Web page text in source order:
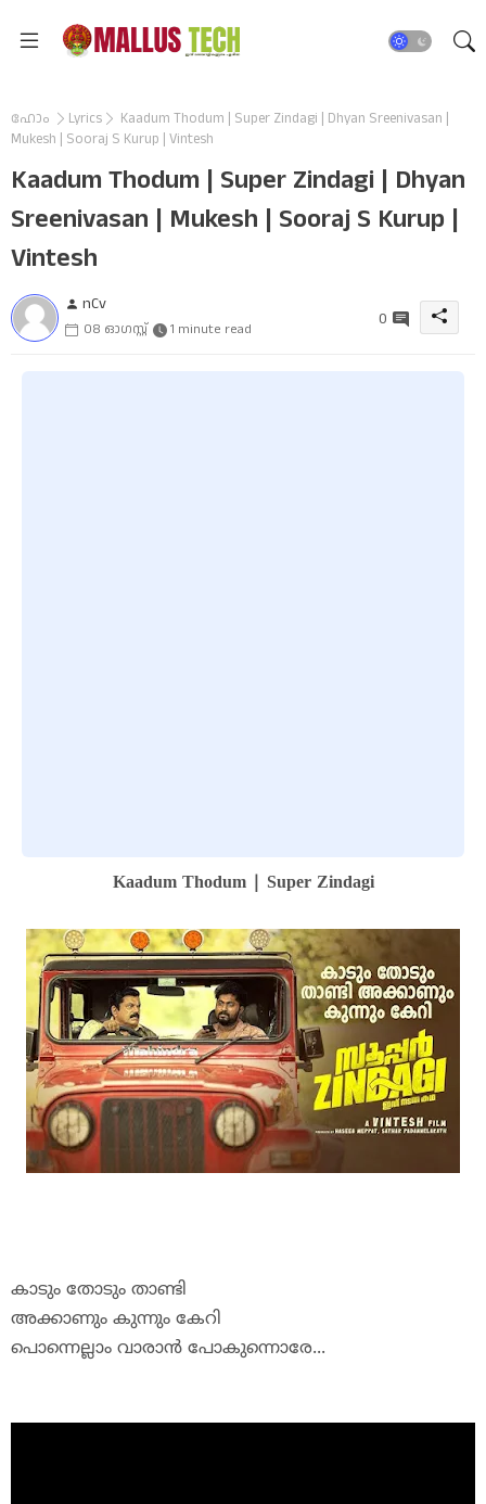
ഹോം Lyrics
Kaadum Thodum | Super Zindagi | Dhyan Sreenivasan |
Mukesh | Sooraj S Kurup | Vintesh
Kaadum Thodum | Super Zindagi | Dhyan
Sreenivasan | Mukesh | Sooraj S Kurup |
Vintesh
nCv
08 ഓഗസ്റ്റ് 1 minute read 0
Kaadum Thodum | Super Zindagi
കാടും തോടും താണ്ടി
അക്കാണും കുന്നും കേറി
പൊന്നെല്ലാം വാരാൻ പോകുന്നൊരേ...